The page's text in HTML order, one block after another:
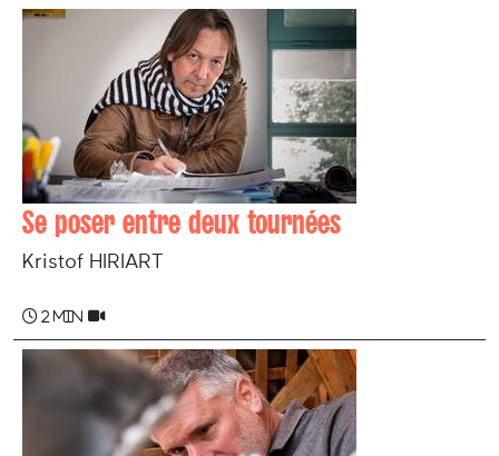
Se poser entre deux tournées
Kristof HIRIART
2 min